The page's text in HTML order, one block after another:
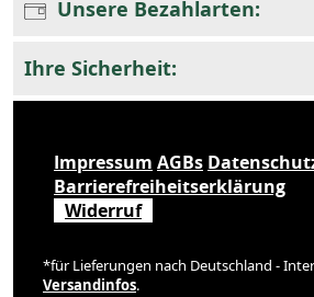
Unsere Bezahlarten:
Ihre Sicherheit:
Impressum AGBs
Barrierefreiheitserklärung
Widerruf
*für Lieferungen nach Deutschland -
Versandinfos.